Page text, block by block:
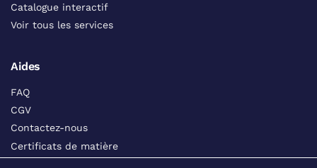
Catalogue interactif
Voir tous les services
Aides
FAQ
CGV
Contactez-nous
Certificats de matière